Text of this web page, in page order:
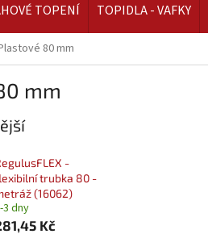
TOPENÍ TOPIDLA - VAFKY
80 mm
mm
-
trubka 80 -
(16062)
3 dny
Kč